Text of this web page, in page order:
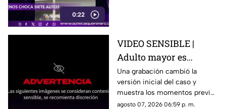
0:22
VIDEO SENSIBLE |
Adulto mayor es
atropell4do por tráiler;
fue empujado antes de
m0rir
Una grabación cambió la
versión inicial del caso y
muestra los momentos previos
al atropellamiento ocurrido en
agosto 07, 2026 06:59 p. m.